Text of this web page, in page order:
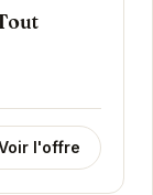
l'offre